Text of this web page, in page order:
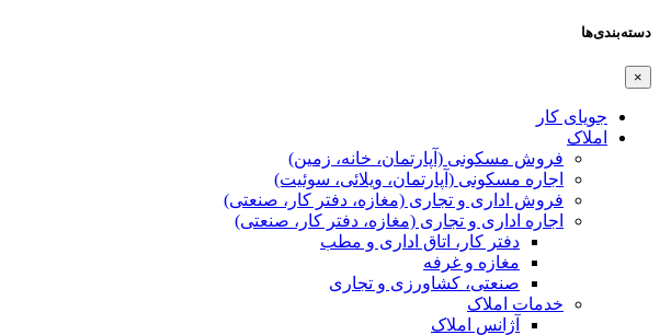
دسته‌بندی‌ها
×
جویای کار
املاک
فروش مسکونی (آپارتمان، خانه، زمین)
اجاره مسکونی (آپارتمان، ویلائی، سوئیت)
فروش اداری و تجاری (مغازه، دفتر کار، صنعتی)
اجاره اداری و تجاری (مغازه، دفتر کار، صنعتی)
دفتر کار، اتاق اداری و مطب
مغازه و غرفه
صنعتی،‌ کشاورزی و تجاری
خدمات املاک
آژانس املاک